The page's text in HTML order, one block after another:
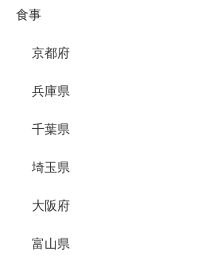
食事
京都府
兵庫県
千葉県
埼玉県
大阪府
富山県